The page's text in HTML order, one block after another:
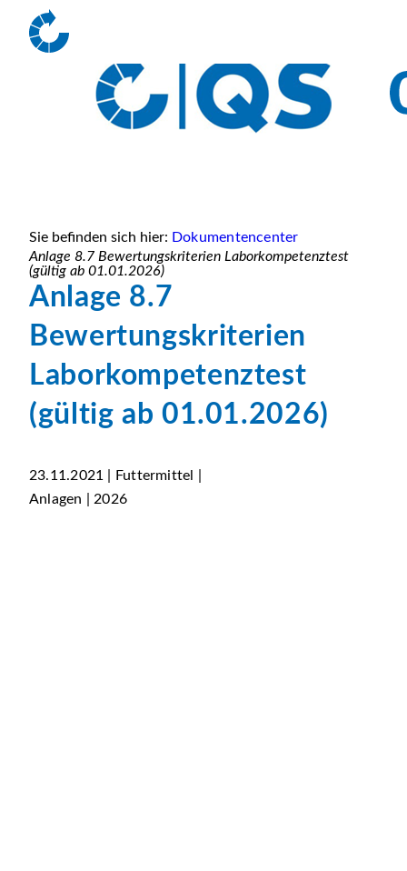
Sie befinden sich hier: Dokumentencenter
Anlage 8.7 Bewertungskriterien Laborkompetenztest
(gültig ab 01.01.2026)
Anlage 8.7
Bewertungskriterien
Laborkompetenztest
(gültig ab 01.01.2026)
23.11.2021 | Futtermittel |
Anlagen | 2026